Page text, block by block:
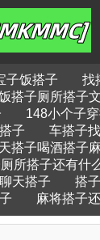
子饭搭子
找
搭子厕所搭子
148小个子
子 车搭子
搭子喝酒搭子
所搭子还有什
天搭子 搭
麻将搭子